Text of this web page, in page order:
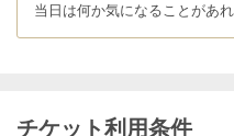
当日は何か気になることがあ
チケット利用条件